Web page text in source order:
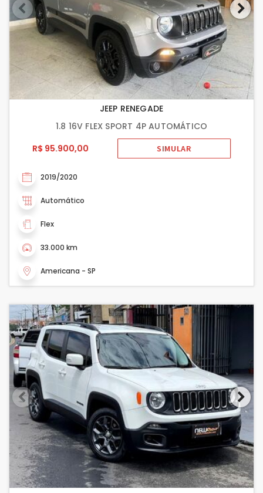
JEEP RENEGADE
1.8 16V FLEX SPORT 4P AUTOMÁTICO
R$ 95.900,00
SIMULAR
2019/2020
Automático
Flex
33.000 km
Americana - SP